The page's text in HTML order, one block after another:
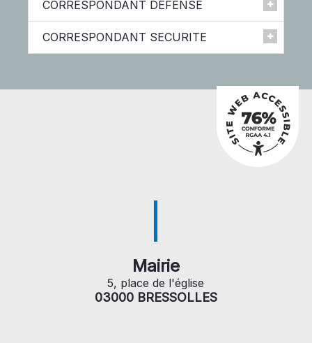
Aude Bellot
CORRESPONDANT DEFENSE
Daphné Desforges Desamin
CORRESPONDANT SECURITE
Mairie
5, place de l'église
03000 BRESSOLLES